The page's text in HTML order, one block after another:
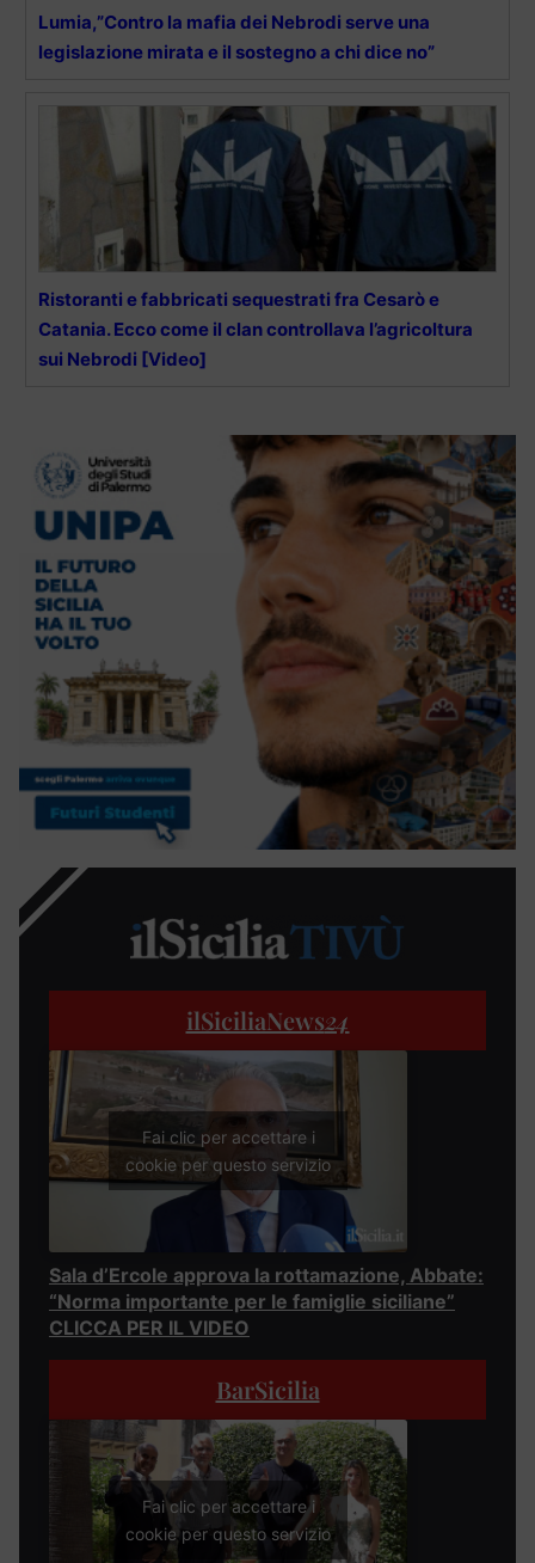
Lumia,”Contro la mafia dei Nebrodi serve una
legislazione mirata e il sostegno a chi dice no”
Ristoranti e fabbricati sequestrati fra Cesarò e
Catania. Ecco come il clan controllava l’agricoltura
sui Nebrodi [Video]
ilSiciliaNews24
Fai clic per accettare i
cookie per questo servizio
Sala d’Ercole approva la rottamazione, Abbate:
“Norma importante per le famiglie siciliane”
CLICCA PER IL VIDEO
BarSicilia
Fai clic per accettare i
cookie per questo servizio